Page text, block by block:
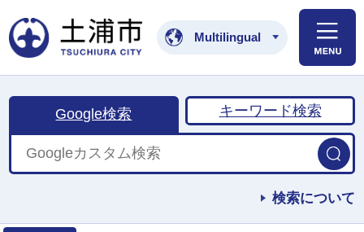
土浦市公式ホームペ
Multilingual
Google検索 キーワード検索
検索について